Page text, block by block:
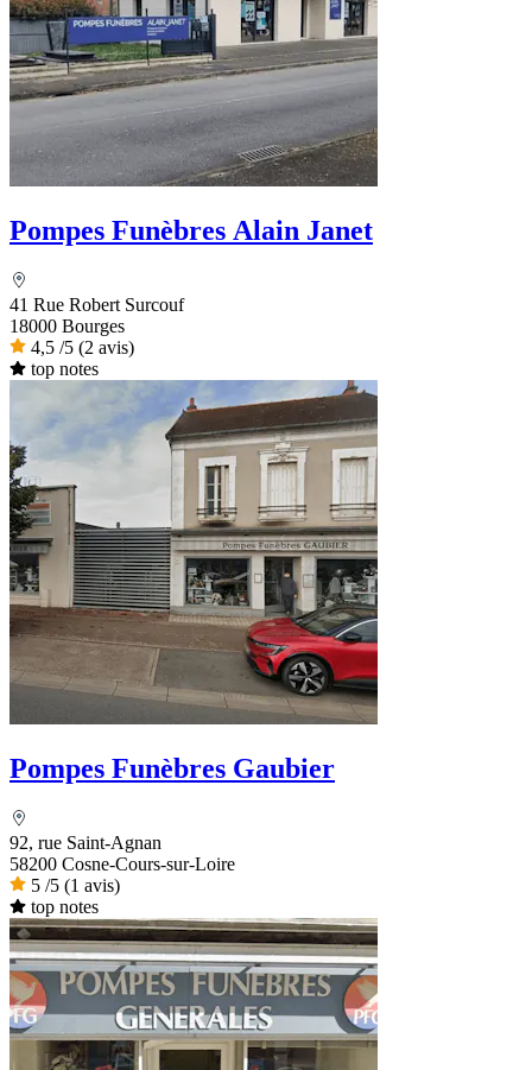
Pompes Funèbres Alain Janet
41 Rue Robert Surcouf
18000 Bourges
4,5 /5 (2 avis)
top notes
Pompes Funèbres Gaubier
92, rue Saint-Agnan
58200 Cosne-Cours-sur-Loire
5 /5 (1 avis)
top notes